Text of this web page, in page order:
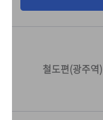
철도편(광주역